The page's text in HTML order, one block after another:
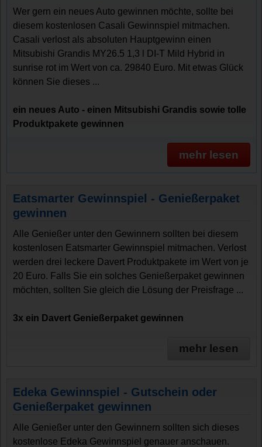
Wer gern ein neues Auto gewinnen möchte, sollte bei
diesem kostenlosen Casali Gewinnspiel mitmachen.
Casali verlost als absoluten Hauptgewinn einen
Mitsubishi Grandis MY26.5 1,3 l DI-T Mild Hybrid in
sunrise rot im Wert von ca. 29840 Euro. Mit etwas Glück
können Sie dieses ...
ein neues Auto - einen Mitsubishi Grandis sowie tolle
Produktpakete gewinnen
mehr lesen
Eatsmarter Gewinnspiel - Genießerpaket
gewinnen
Alle Genießer unter den Gewinnern sollten bei diesem
kostenlosen Eatsmarter Gewinnspiel mitmachen. Verlost
werden drei leckere Davert Produktpakete im Wert von je
20 Euro. Falls Sie ein solches Genießerpaket gewinnen
möchten, sollten Sie gleich die Lösung der Preisfrage ...
3x ein Davert Genießerpaket gewinnen
mehr lesen
Edeka Gewinnspiel - Gutschein oder
Genießerpaket gewinnen
Alle Genießer unter den Gewinnern sollten sich dieses
kostenlose Edeka Gewinnspiel genauer anschauen.